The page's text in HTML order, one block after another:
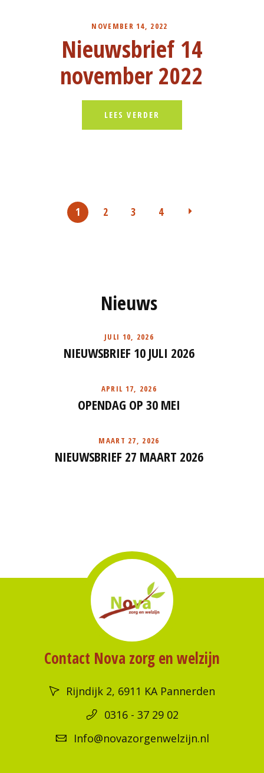
NOVEMBER 14, 2022
Nieuwsbrief 14
november 2022
LEES VERDER
1 2 3 4
Nieuws
JULI 10, 2026
NIEUWSBRIEF 10 JULI 2026
APRIL 17, 2026
OPENDAG OP 30 MEI
MAART 27, 2026
NIEUWSBRIEF 27 MAART 2026
Contact Nova zorg en welzijn
Rijndijk 2, 6911 KA Pannerden
0316 - 37 29 02
Info@novazorgenwelzijn.nl